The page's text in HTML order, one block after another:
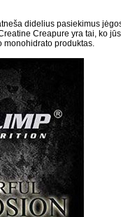
didelius pasiekimus
Creapure yra tai, ko
monohidrato produktas.